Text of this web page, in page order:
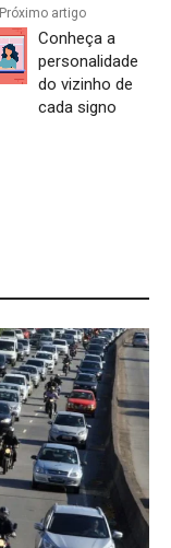
Próximo artigo
Conheça a
personalidade
do vizinho de
cada signo